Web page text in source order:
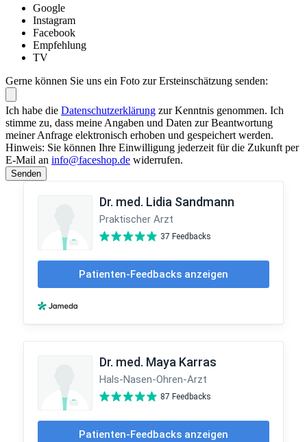
Google
Instagram
Facebook
Empfehlung
TV
Gerne können Sie uns ein Foto zur Ersteinschätzung senden:
Ich habe die Datenschutzerklärung zur Kenntnis genommen. Ich
stimme zu, dass meine Angaben und Daten zur Beantwortung
meiner Anfrage elektronisch erhoben und gespeichert werden.
Hinweis: Sie können Ihre Einwilligung jederzeit für die Zukunft per
E-Mail an info@faceshop.de widerrufen.
Senden